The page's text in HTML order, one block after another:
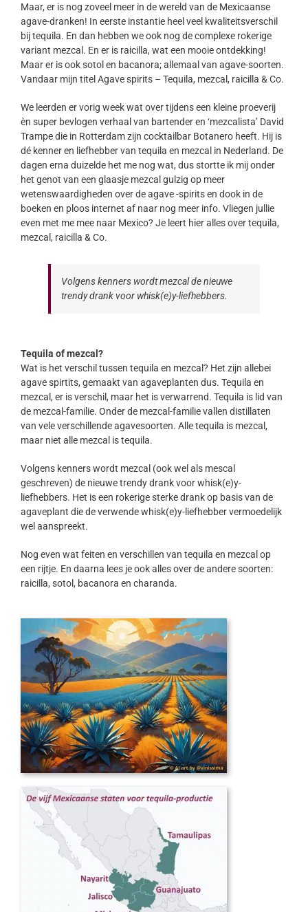
Maar, er is nog zoveel meer in de wereld van de Mexicaanse
agave-dranken! In eerste instantie heel veel kwaliteitsverschil
bij tequila. En dan hebben we ook nog de complexe rokerige
variant mezcal. En er is raicilla, wat een mooie ontdekking!
Maar er is ook sotol en bacanora; allemaal van agave-soorten.
Vandaar mijn titel Agave spirits – Tequila, mezcal, raicilla & Co.
We leerden er vorig week wat over tijdens een kleine proeverij
èn super bevlogen verhaal van bartender en ‘mezcalista’ David
Trampe die in Rotterdam zijn cocktailbar Botanero heeft. Hij is
dé kenner en liefhebber van tequila en mezcal in Nederland. De
dagen erna duizelde het me nog wat, dus stortte ik mij onder
het genot van een glaasje mezcal gulzig op meer
wetenswaardigheden over de agave -spirits en dook in de
boeken en ploos internet af naar nog meer info. Vliegen jullie
even met me mee naar Mexico? Je leert hier alles over tequila,
mezcal, raicilla & Co.
Volgens kenners wordt mezcal de nieuwe
trendy drank voor whisk(e)y-liefhebbers.
Tequila of mezcal?
Wat is het verschil tussen tequila en mezcal? Het zijn allebei
agave spirtits, gemaakt van agaveplanten dus. Tequila en
mezcal, er is verschil, maar het is verwarrend. Tequila is lid van
de mezcal-familie. Onder de mezcal-familie vallen distillaten
van vele verschillende agavesoorten. Alle tequila is mezcal,
maar niet alle mezcal is tequila.
Volgens kenners wordt mezcal (ook wel als mescal
geschreven) de nieuwe trendy drank voor whisk(e)y-
liefhebbers. Het is een rokerige sterke drank op basis van de
agaveplant die de verwende whisk(e)y-liefhebber vermoedelijk
wel aanspreekt.
Nog even wat feiten en verschillen van tequila en mezcal op
een rijtje. En daarna lees je ook alles over de andere soorten:
raicilla, sotol, bacanora en charanda.